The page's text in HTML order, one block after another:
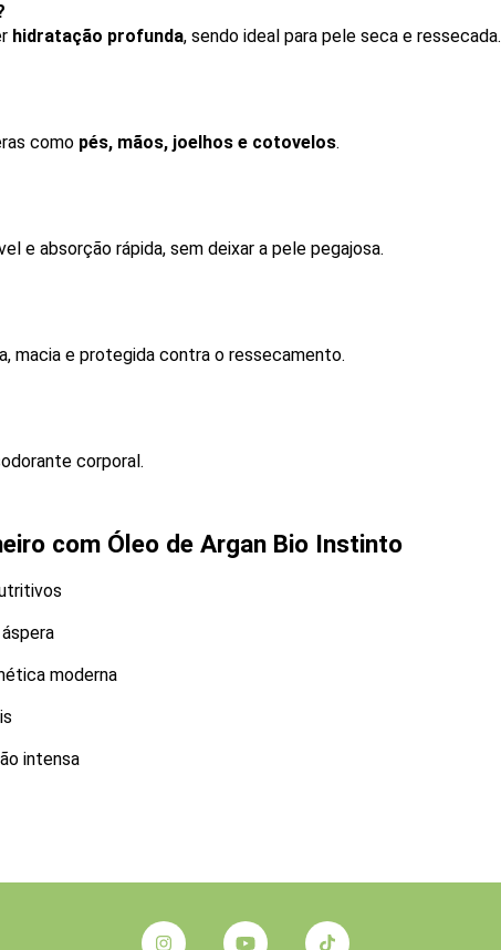
hidratação profunda, sendo ideal para pele seca e ressecada.
como pés, mãos, joelhos e cotovelos.
e absorção rápida, sem deixar a pele pegajosa.
macia e protegida contra o ressecamento.
corporal.
com Óleo de Argan Bio Instinto
moderna
intensa